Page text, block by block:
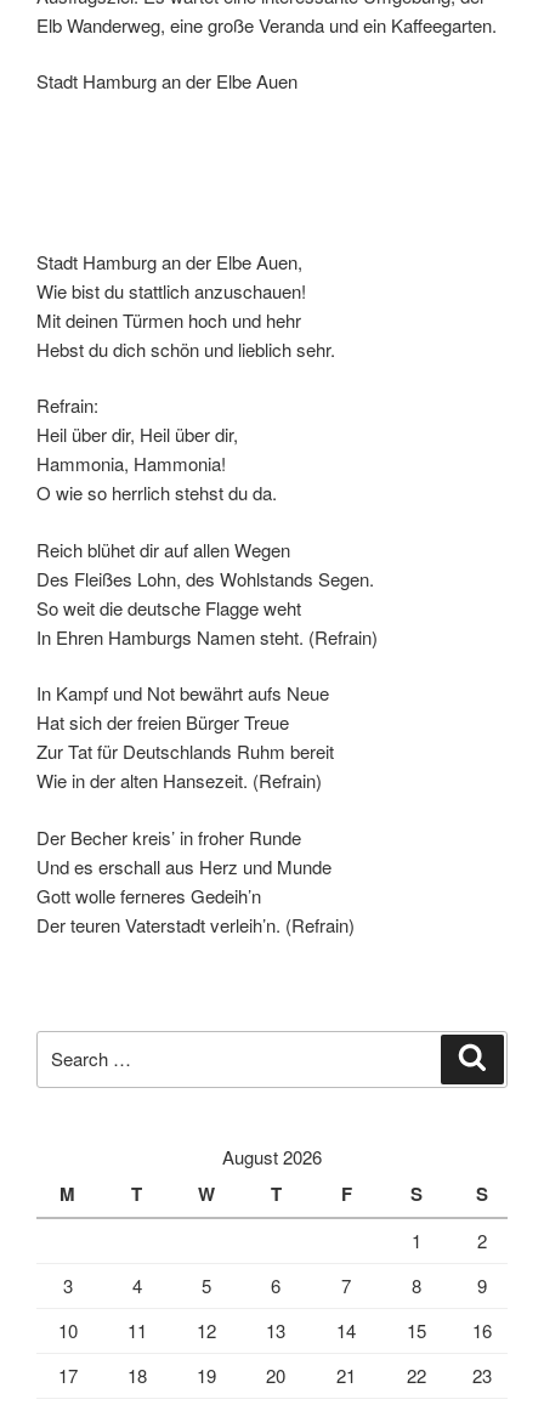
Elb Wanderweg, eine große Veranda und ein Kaffeegarten.
Stadt Hamburg an der Elbe Auen
Stadt Hamburg an der Elbe Auen,
Wie bist du stattlich anzuschauen!
Mit deinen Türmen hoch und hehr
Hebst du dich schön und lieblich sehr.
Refrain:
Heil über dir, Heil über dir,
Hammonia, Hammonia!
O wie so herrlich stehst du da.
Reich blühet dir auf allen Wegen
Des Fleißes Lohn, des Wohlstands Segen.
So weit die deutsche Flagge weht
In Ehren Hamburgs Namen steht. (Refrain)
In Kampf und Not bewährt aufs Neue
Hat sich der freien Bürger Treue
Zur Tat für Deutschlands Ruhm bereit
Wie in der alten Hansezeit. (Refrain)
Der Becher kreis’ in froher Runde
Und es erschall aus Herz und Munde
Gott wolle ferneres Gedeih’n
Der teuren Vaterstadt verleih’n. (Refrain)
for:
August 2026
M T W T F S S
1
2
3
4 5 6 7 8
9
10
11 12 13 14 15
16
17
18 19 20 21 22
23